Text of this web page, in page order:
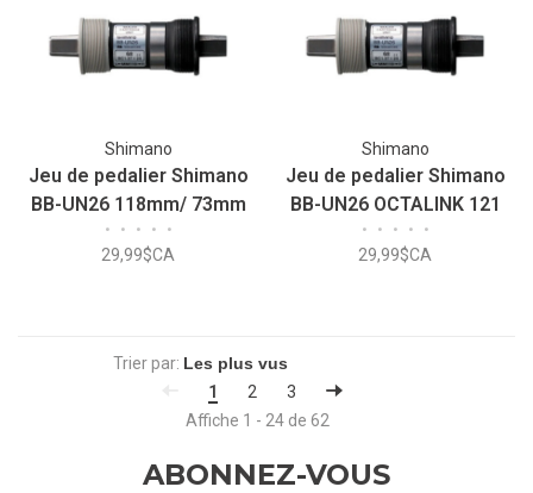
Shimano
Jeu de pedalier Shimano
BB-UN26 118mm/ 73mm
OCTALINK
• • • • •
29,99$CA
Shimano
Jeu de pedalier Shimano
BB-UN26 OCTALINK 121
• • • • •
29,99$CA
Trier par:
1
2
3
Affiche 1 - 24 de 62
ABONNEZ-VOUS